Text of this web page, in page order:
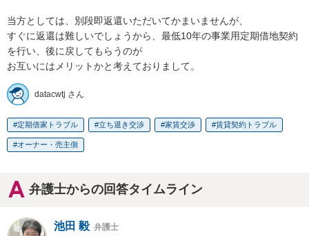
当方としては、別段即返還いただいてかまいませんが、
すぐに返還は難しいでしょうから、最低10年の事業用定期借地契約
を行い、後に戻してもらうのが
お互いにはメリットかと考えておりまして。
datacwtj さん
定期借家トラブル 立ち退き交渉 家賃交渉 賃貸契約トラブル
オーナー・売主側
弁護士からの回答タイムライン
池田 毅 弁護士